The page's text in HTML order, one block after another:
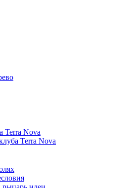
Terra Nova
Terra Nova